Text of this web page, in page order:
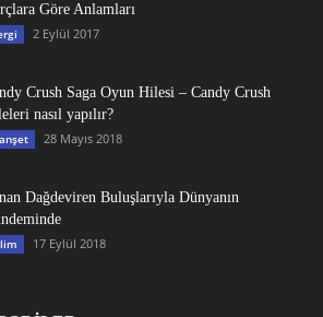
Göre Anlamları
2 Eylül 2017
Crush Saga Oyun Hilesi – Candy Crush
nasıl yapılır?
28 Mayıs 2018
Dağdeviren Buluşlarıyla Dünyanın
17 Eylül 2018